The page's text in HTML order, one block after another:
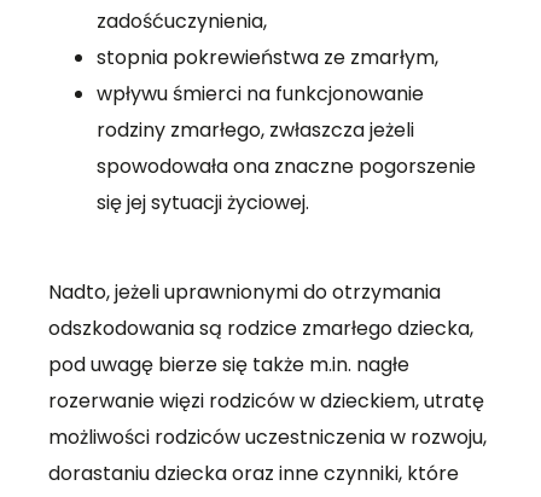
zadośćuczynienia,
stopnia pokrewieństwa ze zmarłym,
wpływu śmierci na funkcjonowanie
rodziny zmarłego, zwłaszcza jeżeli
spowodowała ona znaczne pogorszenie
się jej sytuacji życiowej.
Nadto, jeżeli uprawnionymi do otrzymania
odszkodowania są rodzice zmarłego dziecka,
pod uwagę bierze się także m.in. nagłe
rozerwanie więzi rodziców w dzieckiem, utratę
możliwości rodziców uczestniczenia w rozwoju,
dorastaniu dziecka oraz inne czynniki, które